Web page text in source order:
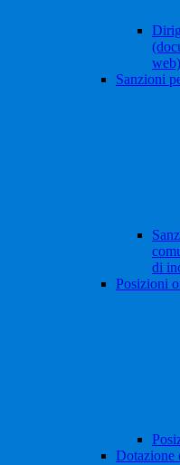
web)
Sanzioni
di
Posizioni
Dotazione